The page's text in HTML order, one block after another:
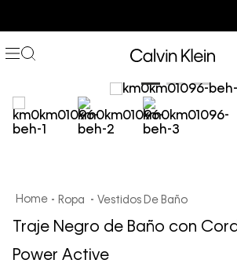
Ropa Vestidos De Baño
Traje Negro de Baño con
Power Active